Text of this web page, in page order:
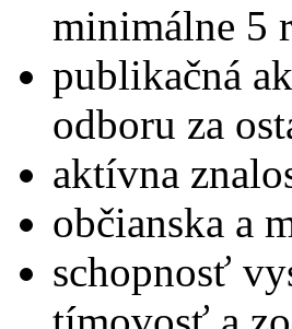
minimálne 5
publikačná
odboru za
aktívna
občianska a
schopnosť